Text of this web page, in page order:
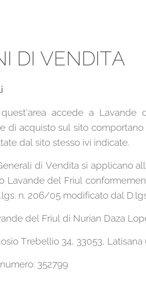
DI VENDITA
accede a Lavande
di acquisto sul sito
dal sito stesso ivi indicate.
di Vendita si applicano
Lavande del Friul
n. 206/05 modificato dal
del Friul di Nurian Daza
Trebellio 34, 33053, Latisana
352799